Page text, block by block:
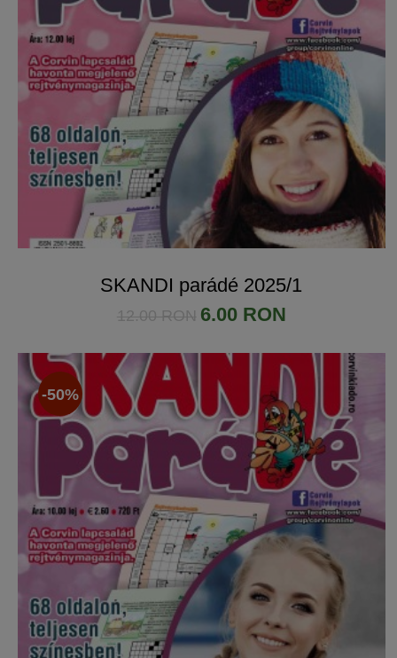
SKANDI parádé 2025/1
12.00 RON 6.00 RON
-50%